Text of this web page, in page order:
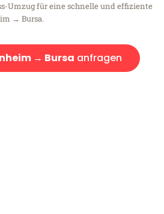
Umzug für eine schnelle und effiziente
→ Bursa.
→ Bursa anfragen